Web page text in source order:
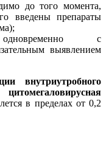
до того момента,
введены препараты
одновременно с
выявлением
внутриутробного
в пределах от 0,2